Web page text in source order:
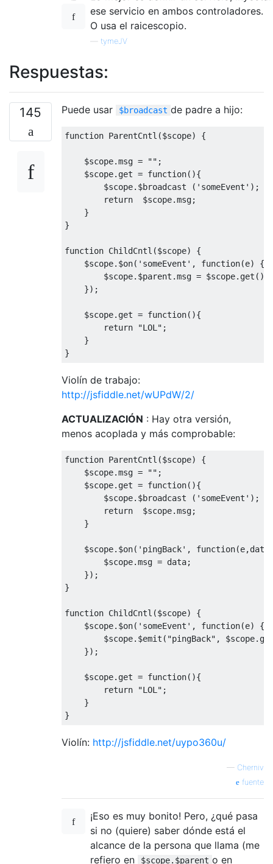
ese servicio en ambos controladores.
O usa el raicescopio.
tymeJV
Respuestas:
145 Puede usar $broadcast de padre a hijo:
function ParentCntl ($scope) {
    $scope
.msg = "" ;
    $scope
. get = function(){
        $scope
. $broadcast ( 'someEvent' );
return
  $scope
.msg;
}
}
function ChildCntl ($scope)
{
    $scope
. $on( 'someEvent' , function(e)
{
        $scope
. $parent .msg = $scope. get ();
});
    $scope
. get = function(){
return
"LOL" ;
}
}
Violín de trabajo:
http://jsfiddle.net/wUPdW/2/
ACTUALIZACIÓN : Hay otra versión,
menos acoplada y más comprobable:
function ParentCntl ($scope)
{
    $scope
.msg = "" ;
    $scope
. get = function(){
        $scope
. $broadcast ( 'someEvent' );
return
  $scope
.msg;
}
    $scope
. $on( 'pingBack' , function(e,data
        $scope
.msg = data;
});
}
function ChildCntl ($scope)
{
    $scope
. $on( 'someEvent' , function(e)
{
        $scope
. $emit ( "pingBack" , $scope.
});
    $scope
. get = function(){
return
"LOL" ;
}
}
Violín: http://jsfiddle.net/uypo360u/
— Cherniv
fuente
¡Eso es muy bonito! Pero, ¿qué pasa
si no (quiere) saber dónde está el
alcance de la persona que llama (me
refiero en
$scope.$parent o en